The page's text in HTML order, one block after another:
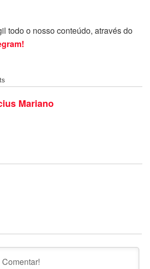
todo o nosso conteúdo, através do
Mariano